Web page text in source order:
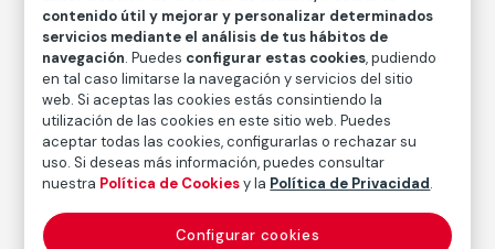
Medidas papel: 51 × 61 cm
Inventario
FM000349
Fecha
1983/2006
Inscripción/Leyenda
Firmado, titulado, fechado y numerado a lápiz en el
reverso 5/50
contenido útil y mejorar y personalizar determinados
servicios mediante el análisis de tus hábitos de
navegación. Puedes configurar estas cookies, pudiendo
en tal caso limitarse la navegación y servicios del sitio
web. Si aceptas las cookies estás consintiendo la
utilización de las cookies en este sitio web. Puedes
aceptar todas las cookies, configurarlas o rechazar su
uso. Si deseas más información, puedes consultar
nuestra Política de Cookiesy la Política de Privacidad.
Configurar cookies